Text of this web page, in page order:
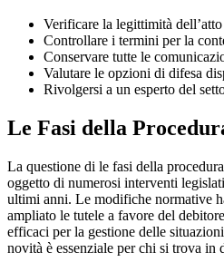
Verificare la legittimità
Controllare i termini per la
Conservare tutte le
Valutare le opzioni di difesa
Rivolgersi a un esperto del
Le Fasi della
La questione di le fasi della
oggetto di numerosi interventi
ultimi anni. Le modifiche normative
ampliato le tutele a favore del
efficaci per la gestione delle
novità è essenziale per chi si trova in